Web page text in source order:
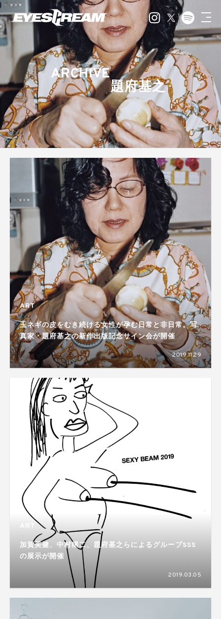
ARCHIVE
題府基之
ART
玉ネギの皮をむき続ける女性が孕む日常と非日常。写
真家・題府基之の新作出版記念サイン会が開催
2019.11.29
ART
加賀美健、中村穣二、題府基之らによるグループSSS
の展示が開催
2019.03.05